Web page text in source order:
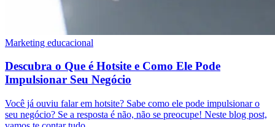
Marketing educacional
Descubra o Que é Hotsite e Como Ele Pode
Impulsionar Seu Negócio
Você já ouviu falar em hotsite? Sabe como ele pode impulsionar o
seu negócio? Se a resposta é não, não se preocupe! Neste blog post,